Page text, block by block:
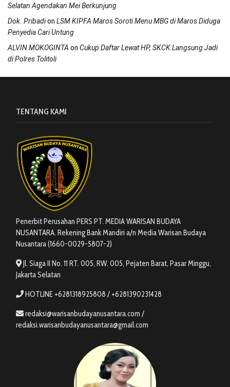
Selatan Agendakan Mei Berkunjung
Dok. Pribadion LSM KIPFA Maros Soroti Menu MBG di Maros Diduga
Penyedia Cari Untung
ALVIN MOKOGINTA on Cukup Daftar Lewat HP, SKCK Langsung Jadi
di Polres Tolitoli
TENTANG KAMI
Penerbit Perusahan PERS PT. MEDIA WARISAN BUDAYA
NUSANTARA. Rekening Bank Mandiri a/n Media Warisan Budaya
Nusantara (1660-0029-5807-2)
Jl. Siaga II No. 11 RT. 005, RW. 005, Pejaten Barat, Pasar Minggu,
Jakarta Selatan
HOTLINE +6281318925808 / +6281390231428
redaksi@warisanbudayanusantara.com /
redaksi.warisanbudayanusantara@gmail.com